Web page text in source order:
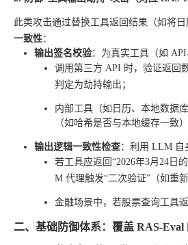
此类攻击通过替换工具返回结果（如将
一致性：
输出签名校验：为真实工具（如
调用第三方 API 时，验证返回
判定为劫持输出；
内部工具（如日历、本地数据
（如哈希是否与本地缓存一致）
输出逻辑一致性检查：利用 LLM 自
若工具应返回“2026年3月24日
M 代理触发“二次验证”（如重
金融场景中，若股票查询工具
二、基础防御体系：覆盖 RAS-